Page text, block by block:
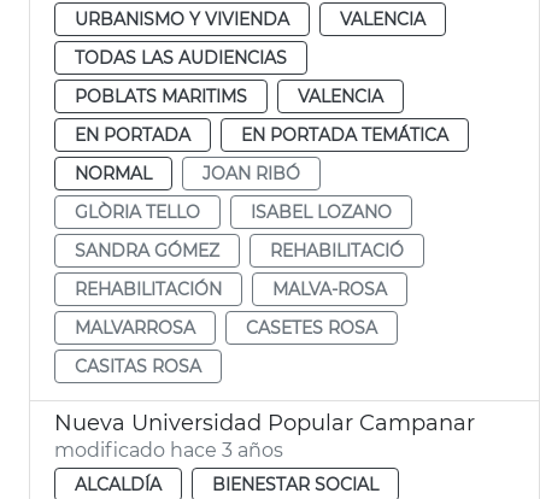
URBANISMO Y VIVIENDA
VALENCIA
TODAS LAS AUDIENCIAS
POBLATS MARITIMS
VALENCIA
EN PORTADA
EN PORTADA TEMÁTICA
NORMAL
JOAN RIBÓ
GLÒRIA TELLO
ISABEL LOZANO
SANDRA GÓMEZ
REHABILITACIÓ
REHABILITACIÓN
MALVA-ROSA
MALVARROSA
CASETES ROSA
CASITAS ROSA
Nueva Universidad Popular Campanar
modificado hace 3 años
ALCALDÍA
BIENESTAR SOCIAL